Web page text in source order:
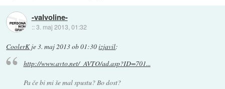
-valvoline-
::3. maj 2013, 01:32
CoolerKje3. maj 2013 ob 01:30izjavil:
http://www.avto.net/_AVTO/ad.asp?ID=701...
Pa če bi mi še mal spustu? Bo dost?